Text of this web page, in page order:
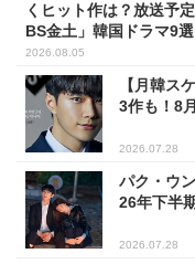
くヒット作は？放送予
BS金土」韓国ドラマ9選
2026.08.05
【月韓ス
3作も！8
2026.07.28
パク・ウ
26年下半
2026.07.28